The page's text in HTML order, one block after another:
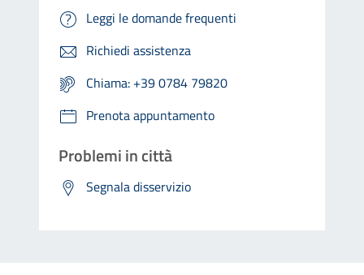
Leggi le domande frequenti
Richiedi assistenza
Chiama: +39 0784 79820
Prenota appuntamento
Problemi in città
Segnala disservizio